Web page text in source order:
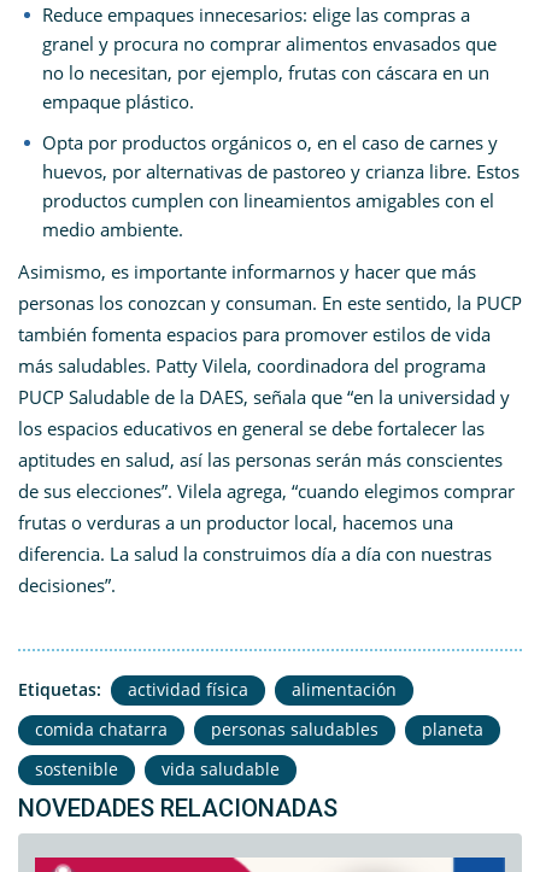
Reduce empaques innecesarios: elige las compras a
granel y procura no comprar alimentos envasados que
no lo necesitan, por ejemplo, frutas con cáscara en un
empaque plástico.
Opta por productos orgánicos o, en el caso de carnes y
huevos, por alternativas de pastoreo y crianza libre. Estos
productos cumplen con lineamientos amigables con el
medio ambiente.
Asimismo, es importante informarnos y hacer que más
personas los conozcan y consuman. En este sentido, la PUCP
también fomenta espacios para promover estilos de vida
más saludables. Patty Vilela, coordinadora del programa
PUCP Saludable de la DAES, señala que “en la universidad y
los espacios educativos en general se debe fortalecer las
aptitudes en salud, así las personas serán más conscientes
de sus elecciones”. Vilela agrega, “cuando elegimos comprar
frutas o verduras a un productor local, hacemos una
diferencia. La salud la construimos día a día con nuestras
decisiones”.
Etiquetas: actividad física
alimentación
comida chatarra
personas saludables
planeta
sostenible
vida saludable
NOVEDADES RELACIONADAS